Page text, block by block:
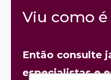
Viu como
Então consulte
especialistas e